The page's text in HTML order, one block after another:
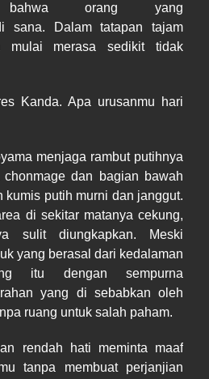
bahwa orang yang
sana. Dalam tatapan tajam
mulai merasa sedikit tidak
Kanda. Apa urusanmu hari
menjaga rambut putihnya
dan bagian bawah
kumis putih murni dan janggut.
di sekitar matanya cekung,
sulit diungkapkan. Meski
yang berasal dari kedalaman
itu dengan sempurna
yang di sebabkan oleh
ruang untuk salah paham.
rendah hati meminta maaf
tanpa membuat perjanjian